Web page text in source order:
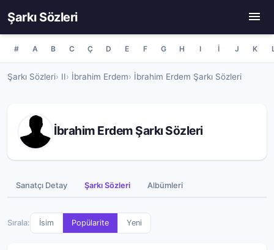
Şarkı Sözleri
# A B C Ç D E F G H I İ J K
Şarkı Sözleri II İbrahim Erdem İbrahim Erdem Şarkı Sözleri
İbrahim Erdem Şarkı Sözleri
Sanatçı Detay Şarkı Sözleri Albümleri
Sırala: İsim Popülarite Yeni